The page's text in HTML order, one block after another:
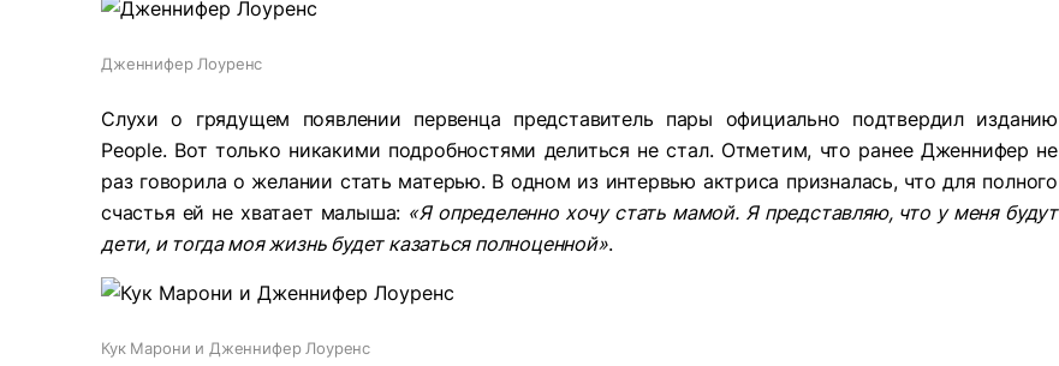
Дженнифер Лоуренс
Слухи о грядущем появлении первенца представитель пары официально подтвердил изданию
People. Вот только никакими подробностями делиться не стал. Отметим, что ранее Дженнифер не
раз говорила о желании стать матерью. В одном из интервью актриса призналась, что для полного
счастья ей не хватает малыша: «Я определенно хочу стать мамой. Я представляю, что у меня будут
дети, и тогда моя жизнь будет казаться полноценной».
Кук Марони и Дженнифер Лоуренс